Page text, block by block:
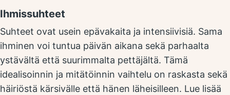
Ihmissuhteet
Suhteet ovat usein epävakaita ja intensiivisiä. Sama
ihminen voi tuntua päivän aikana sekä parhaalta
ystävältä että suurimmalta pettäjältä. Tämä
idealisoinnin ja mitätöinnin vaihtelu on raskasta sekä
häiriöstä kärsivälle että hänen läheisilleen. Lue lisää